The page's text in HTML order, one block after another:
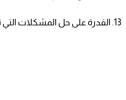
13. القدرة على حل المشكلات التي تواجهه أثناء العمل.